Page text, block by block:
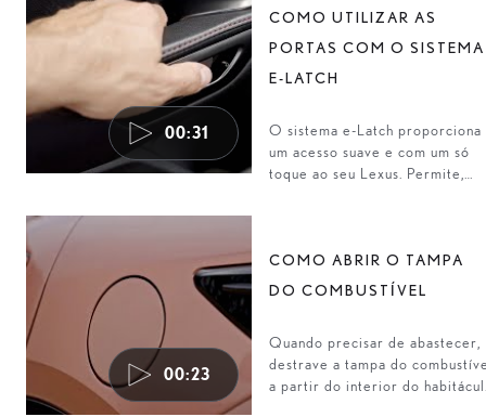
00:31
COMO UTILIZAR AS
PORTAS COM O SISTEMA
E-LATCH
O sistema e-Latch proporciona
um acesso suave e com um só
toque ao seu Lexus. Permite,
00:23
COMO ABRIR O TAMPA
DO COMBUSTÍVEL
Quando precisar de abastecer,
destrave a tampa do
a partir do interior do